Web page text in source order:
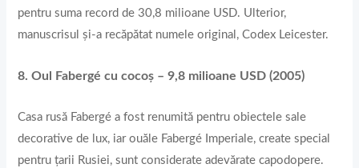
pentru suma record de 30,8 milioane USD. Ulterior,
manuscrisul și-a recăpătat numele original, Codex Leicester.
8. Oul Fabergé cu cocoș – 9,8 milioane USD (2005)
Casa rusă Fabergé a fost renumită pentru obiectele sale
decorative de lux, iar ouăle Fabergé Imperiale, create special
pentru țarii Rusiei, sunt considerate adevărate capodopere.